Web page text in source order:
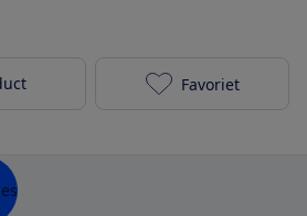
Miele S770
Favoriet